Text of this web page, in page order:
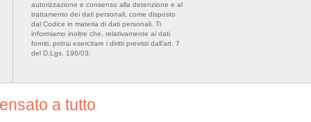
autorizzazione e consenso alla detenzione e al
trattamento dei dati personali, come disposto
dal Codice in materia di dati personali. Ti
informiamo inoltre che, relativamente ai dati
forniti, potrai esercitare i diritti previsti dall’art. 7
del D.Lgs. 196/03.
a tutto